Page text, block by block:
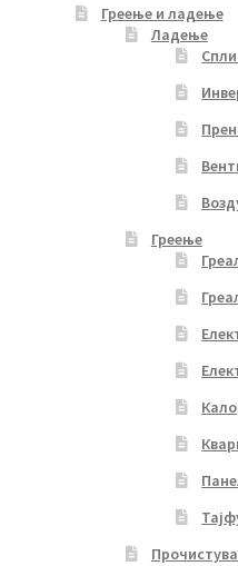
Греење и ладење
Ладење
Греење